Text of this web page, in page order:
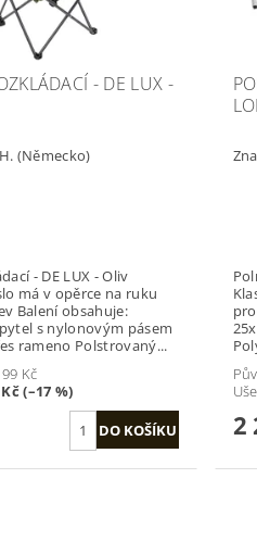
- DE LUX -
(Německo)
- DE LUX - Oliv
má v opěrce na ruku
Balení obsahuje:
s nylonovým pásem
rameno Polstrovaný...
Kč
(–17 %)
2